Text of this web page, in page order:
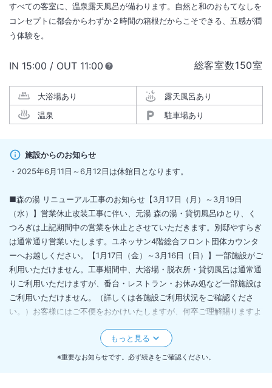
すべての客室に、温泉露天風呂が備わります。自然と和のおもてなしを
コンセプトに都会からわずか２時間の箱根だからこそできる、五感が潤
う体験を。
総客室数150室
IN チェックイン
15:00 / OUT チェックアウト
11:00
大浴場あり
露天風呂あり
温泉
駐車場あり
施設からのお知らせ
・2025年6月11日～6月12日は休館日となります。
■森の湯 リニューアル工事のお知らせ【3月17日（月）～3月19日
（水）】営業休止改装工事に伴い、元湯 森の湯・貸切風呂ゆとり、く
つろぎは上記期間中の営業を休止とさせていただきます。別邸やすらぎ
は通常通り営業いたします。ユネッサン4階総合フロント団体カウンタ
ーへお越しください。【1月17日（金）～3月16日（日）】一部施設がご
利用いただけません。工事期間中、大浴場・脱衣所・貸切風呂は通常通
りご利用いただけますが、番台・レストラン・お休み処など一部施設は
ご利用いただけません。（詳しくは各施設ご利用状況をご確認くださ
い。）お客様にはご不便をおかけいたしますが、何卒ご理解賜りますよ
※重要なお知らせです。必ず続きをご確認ください。